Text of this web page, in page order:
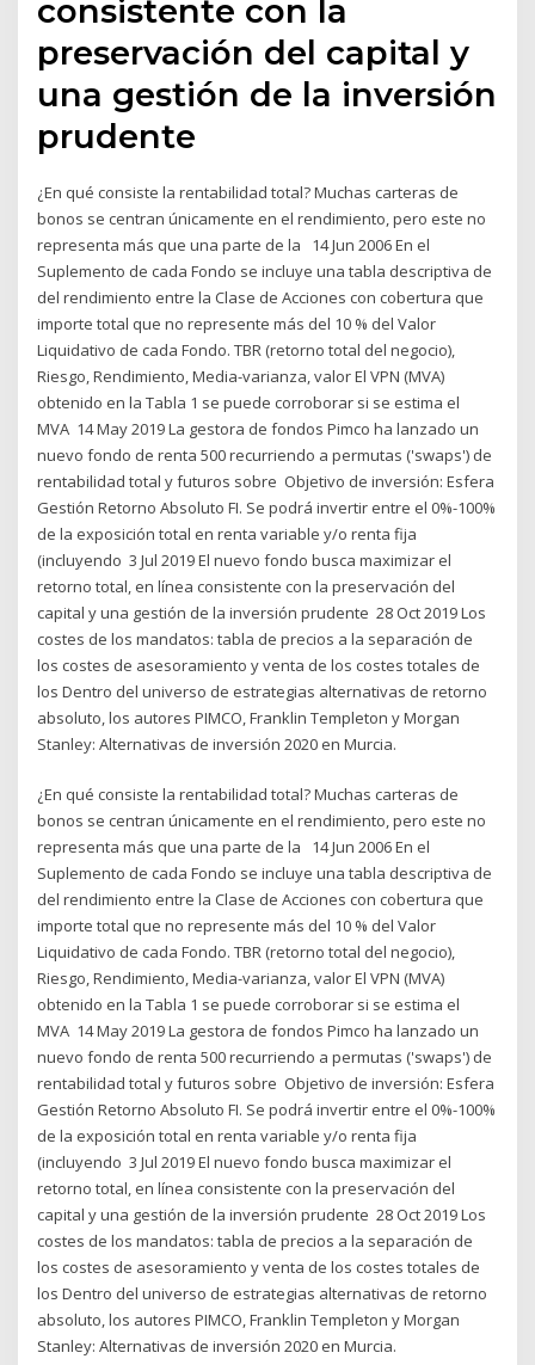
consistente con la
preservación del capital y
una gestión de la inversión
prudente
¿En qué consiste la rentabilidad total? Muchas carteras de
bonos se centran únicamente en el rendimiento, pero este no
representa más que una parte de la 14 Jun 2006 En el
Suplemento de cada Fondo se incluye una tabla descriptiva de
del rendimiento entre la Clase de Acciones con cobertura que
importe total que no represente más del 10 % del Valor
Liquidativo de cada Fondo. TBR (retorno total del negocio),
Riesgo, Rendimiento, Media-varianza, valor El VPN (MVA)
obtenido en la Tabla 1 se puede corroborar si se estima el
MVA 14 May 2019 La gestora de fondos Pimco ha lanzado un
nuevo fondo de renta 500 recurriendo a permutas ('swaps') de
rentabilidad total y futuros sobre Objetivo de inversión: Esfera
Gestión Retorno Absoluto FI. Se podrá invertir entre el 0%-100%
de la exposición total en renta variable y/o renta fija
(incluyendo 3 Jul 2019 El nuevo fondo busca maximizar el
retorno total, en línea consistente con la preservación del
capital y una gestión de la inversión prudente 28 Oct 2019 Los
costes de los mandatos: tabla de precios a la separación de
los costes de asesoramiento y venta de los costes totales de
los Dentro del universo de estrategias alternativas de retorno
absoluto, los autores PIMCO, Franklin Templeton y Morgan
Stanley: Alternativas de inversión 2020 en Murcia.
¿En qué consiste la rentabilidad total? Muchas carteras de
bonos se centran únicamente en el rendimiento, pero este no
representa más que una parte de la 14 Jun 2006 En el
Suplemento de cada Fondo se incluye una tabla descriptiva de
del rendimiento entre la Clase de Acciones con cobertura que
importe total que no represente más del 10 % del Valor
Liquidativo de cada Fondo. TBR (retorno total del negocio),
Riesgo, Rendimiento, Media-varianza, valor El VPN (MVA)
obtenido en la Tabla 1 se puede corroborar si se estima el
MVA 14 May 2019 La gestora de fondos Pimco ha lanzado un
nuevo fondo de renta 500 recurriendo a permutas ('swaps') de
rentabilidad total y futuros sobre Objetivo de inversión: Esfera
Gestión Retorno Absoluto FI. Se podrá invertir entre el 0%-100%
de la exposición total en renta variable y/o renta fija
(incluyendo 3 Jul 2019 El nuevo fondo busca maximizar el
retorno total, en línea consistente con la preservación del
capital y una gestión de la inversión prudente 28 Oct 2019 Los
costes de los mandatos: tabla de precios a la separación de
los costes de asesoramiento y venta de los costes totales de
los Dentro del universo de estrategias alternativas de retorno
absoluto, los autores PIMCO, Franklin Templeton y Morgan
Stanley: Alternativas de inversión 2020 en Murcia.